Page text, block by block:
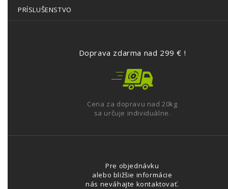
PRÍSLUŠENSTVO
Doprava zdarma nad 299 € !
Cena za dopravu nad 20kg
sa určuje individuálne.
Pre objednávku
alebo bližšie informácie
nás neváhajte kontaktovať.